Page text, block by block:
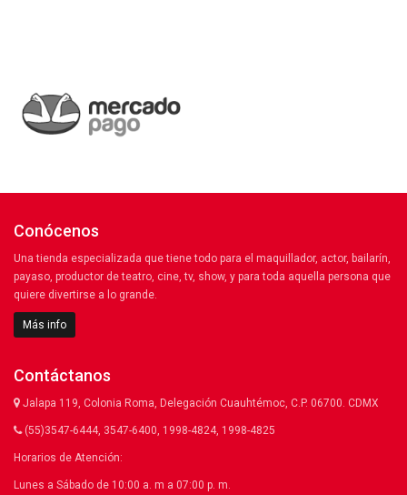
Conócenos
Una tienda especializada que tiene todo para el maquillador, actor, bailarín,
payaso, productor de teatro, cine, tv, show, y para toda aquella persona que
quiere divertirse a lo grande.
Más info
Contáctanos
Jalapa 119, Colonia Roma, Delegación Cuauhtémoc, C.P. 06700. CDMX
(55)3547-6444, 3547-6400, 1998-4824, 1998-4825
Horarios de Atención:
Lunes a Sábado de 10:00 a. m a 07:00 p. m.